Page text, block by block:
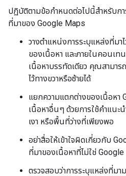
ปฏิบัติตามข้อกำหนดต่อไปนี้สำหรับก
ที่มาของ Google Maps
วางตำแหน่งการระบุแหล่งที่ม
ของเนื้อหา และภายในคอนเท
เนื้อหาบรรทัดเดียว คุณสามาร
ไว้ทางขวาหรือซ้ายได้
แยกความแตกต่างของเนื้อหา
เนื้อหาอื่นๆ ด้วยการใช้คำแน
เงา หรือพื้นที่ว่างที่เพียงพอ
อย่าสื่อให้เข้าใจผิดเกี่ยวกับ
ที่มาของเนื้อหาที่ไม่ใช่
ตรวจสอบว่าการระบุแหล่งที่มา